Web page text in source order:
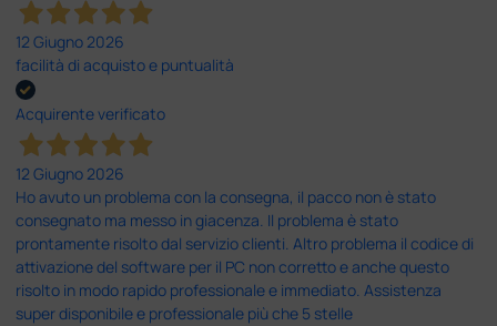
12 Giugno 2026
facilità di acquisto e puntualità
Acquirente verificato
12 Giugno 2026
Ho avuto un problema con la consegna, il pacco non è stato
consegnato ma messo in giacenza. Il problema è stato
prontamente risolto dal servizio clienti. Altro problema il codice di
attivazione del software per il PC non corretto e anche questo
risolto in modo rapido professionale e immediato. Assistenza
super disponibile e professionale più che 5 stelle